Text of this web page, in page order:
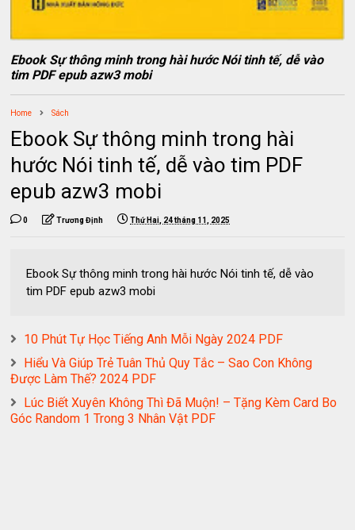
Ebook Sự thông minh trong hài hước Nói tinh tế, dễ vào
tim PDF epub azw3 mobi
Home Sách
Ebook Sự thông minh trong hài
hước Nói tinh tế, dễ vào tim PDF
epub azw3 mobi
0 Trương Định Thứ Hai, 24 tháng 11, 2025
Ebook Sự thông minh trong hài hước Nói tinh tế, dễ vào
tim PDF epub azw3 mobi
10 Phút Tự Học Tiếng Anh Mỗi Ngày 2024 PDF
Hiểu Và Giúp Trẻ Tuân Thủ Quy Tắc – Sao Con Không
Được Làm Thế? 2024 PDF
Lúc Biết Xuyên Không Thì Đã Muộn! – Tặng Kèm Card Bo
Góc Random 1 Trong 3 Nhân Vật PDF